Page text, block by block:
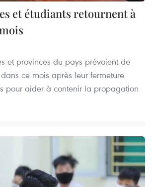
et étudiants retournent à
et provinces du pays prévoient de
ce mois après leur fermeture
pour aider à contenir la propagation